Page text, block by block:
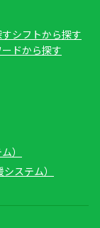
シフトから探す
ドから探す
）
ステム）